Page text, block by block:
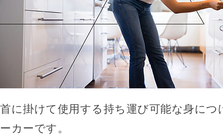
首に掛けて使用する持ち運び可能な身に
ーカーです。